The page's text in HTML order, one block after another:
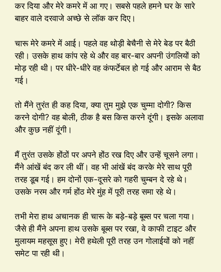
कर दिया और मेरे कमरे में आ गए। सबसे पहले हमने घर के सारे
बाहर वाले दरवाजे अच्छे से लॉक कर दिए।
चारू मेरे कमरे में आई। पहले वह थोड़ी बेचैनी से मेरे बेड पर बैठी
रही। उसके हाथ कांप रहे थे और वह बार-बार अपनी उंगलियों को
मोड़ रही थी। पर धीरे-धीरे वह कंफर्टेबल हो गई और आराम से बैठ
गई।
तो मैंने तुरंत ही कह दिया, क्या तुम मुझे एक चुम्मा दोगी? किस
करने दोगी? वह बोली, ठीक है बस किस करने दूंगी। इसके अलावा
और कुछ नहीं दूंगी।
मैं तुरंत उसके होंठों पर अपने होंठ रख दिए और उन्हें चूसने लगा।
मैंने आंखें बंद कर ली थीं। वह भी आंखें बंद करके मेरे साथ पूरी
तरह डूब गई। हम दोनों एक-दूसरे को गहरी चुम्बन दे रहे थे।
उसके नरम और गर्म होंठ मेरे मुंह में पूरी तरह समा रहे थे।
तभी मेरा हाथ अचानक ही चारू के बड़े-बड़े बूब्स पर चला गया।
जैसे ही मैंने अपना हाथ उसके बूब्स पर रखा, वे काफी टाइट और
मुलायम महसूस हुए। मेरी हथेली पूरी तरह उन गोलाईयों को नहीं
समेट पा रही थी।